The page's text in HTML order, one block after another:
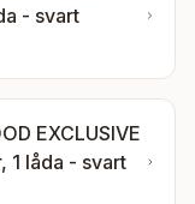
- svart
EXCLUSIVE
1 låda - svart